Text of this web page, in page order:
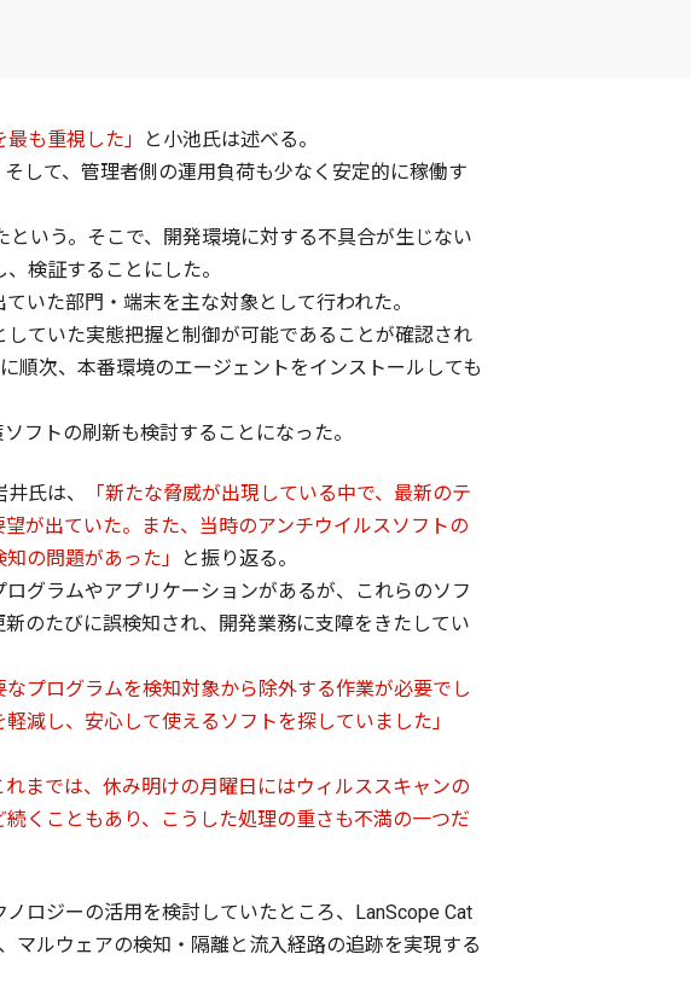
も重視した」
と小池氏は述べる。
して、管理者側の運用負荷も少なく安定的に稼働す
いう。そこで、開発環境に対する不具合が生じない
検証することにした。
いた部門・端末を主な対象として行われた。
ていた実態把握と制御が可能であることが確認され
順次、本番環境のエージェントをインストールしても
フトの刷新も検討することになった。
氏は、
「新たな脅威が出現している中で、最新のテ
が出ていた。また、当時のアンチウイルスソフトの
の問題があった」
と振り返る。
グラムやアプリケーションがあるが、これらのソフ
新のたびに誤検知され、開発業務に支障をきたしてい
なプログラムを検知対象から除外する作業が必要でし
減し、安心して使えるソフトを探していました」
れまでは、休み明けの月曜日にはウィルススキャンの
くこともあり、こうした処理の重さも不満の一つだ
ロジーの活用を検討していたところ、LanScope Cat
マルウェアの検知・隔離と流入経路の追跡を実現する